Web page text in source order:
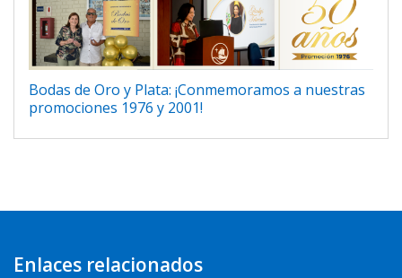
Bodas de Oro y Plata: ¡Conmemoramos a nuestras
promociones 1976 y 2001!
Enlaces relacionados